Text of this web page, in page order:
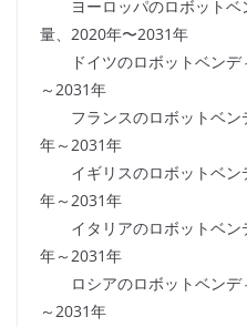
ヨーロッパのロボットベ
量、2020年〜2031年
ドイツのロボットベンデ
～2031年
フランスのロボットベン
年～2031年
イギリスのロボットベン
年～2031年
イタリアのロボットベン
年～2031年
ロシアのロボットベンデ
～2031年